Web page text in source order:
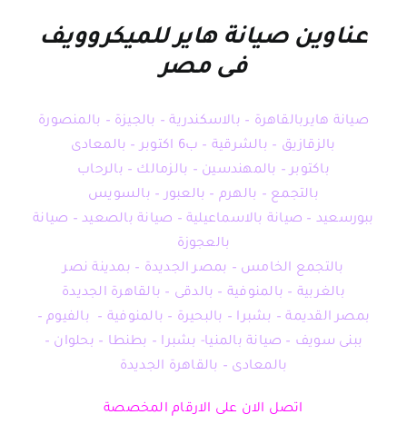
عناوين صيانة هاير للميكروويف
فى مصر
صيانة هايربالقاهرة – بالاسكندرية – بالجيزة – بالمنصورة
بالزقازيق – بالشرقية – ب6 اكتوبر – بالمعادى
باكتوبر – بالمهندسين – بالزمالك – بالرحاب
بالتجمع – بالهرم – بالعبور – بالسويس
ببورسعيد – صيانة بالاسماعيلية – صيانة بالصعيد – صيانة
بالعجوزة
بالتجمع الخامس – بمصر الجديدة – بمدينة نصر
بالغربية – بالمنوفية – بالدقى – بالقاهرة الجديدة
بمصر القديمة – بشبرا – بالبحيرة – بالمنوفية – بالفيوم –
ببنى سويف – صيانة بالمنيا- بشبرا – بطنطا – بحلوان –
بالمعادى – بالقاهرة الجديدة
اتصل الان على الارقام المخصصة